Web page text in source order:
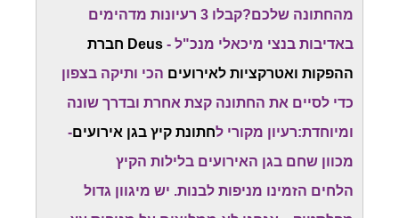
מהחתונה שלכם?קבלו 3 רעיונות מדהימים
באדיבות בנצי מיכאלי מנכ"ל -
Deus חברת
ההפקות ואטרקציות לאירועים הכי ותיקה בצפון
כדי לסיים את החתונה קצת אחרת ובדרך שונה
ומיוחדת:רעיון מקורי לחתונת קיץ בגן אירועים-
מכוון שחם בגן האירועים בלילות הקיץ
הלחים הזמינו מניפות לבנות. יש מיגוון גדול